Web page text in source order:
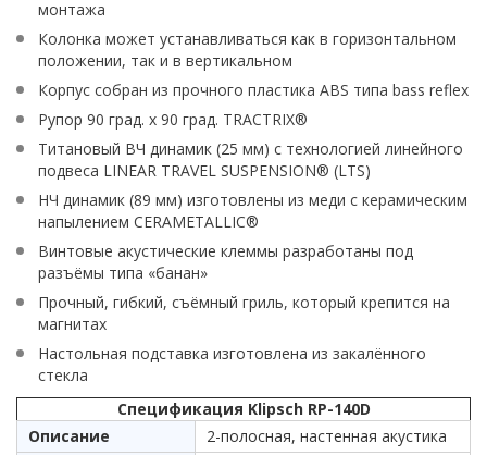
монтажа
Колонка может устанавливаться как в горизонтальном
положении, так и в вертикальном
Корпус собран из прочного пластика ABS типа bass reflex
Рупор 90 град. x 90 град. TRACTRIX®
Титановый ВЧ динамик (25 мм) с технологией линейного
подвеса LINEAR TRAVEL SUSPENSION® (LTS)
НЧ динамик (89 мм) изготовлены из меди с керамическим
напылением CERAMETALLIC®
Винтовые акустические клеммы разработаны под
разъёмы типа «банан»
Прочный, гибкий, съёмный гриль, который крепится на
магнитах
Настольная подставка изготовлена из закалённого
стекла
Спецификация Klipsch RP-140D
Описание
2-полосная, настенная акустика